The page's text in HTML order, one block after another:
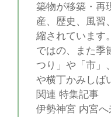
築物が移築・再
産、歴史、風習
縮されています
ではの、また季
つり」や「市」
や横丁かみしば
関連 特集記事
伊勢神宮 内宮